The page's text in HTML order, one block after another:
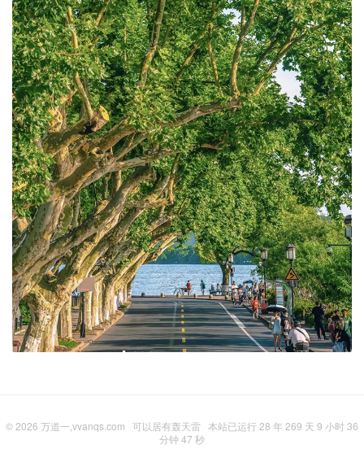
© 2026 万道一,vvanqs.com 可以居有轰天雷 本站已运行 28 年 269 天 9 小时 36
分钟 49 秒